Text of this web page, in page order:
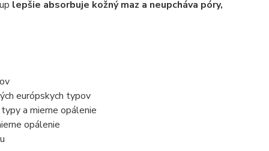
lepšie absorbuje kožný maz a neupcháva póry,
európskych typov
a mierne opálenie
opálenie